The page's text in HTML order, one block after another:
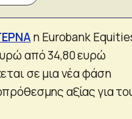
η Eurobank
από 34,80 ευρώ
σε μια νέα φάση
αξίας για